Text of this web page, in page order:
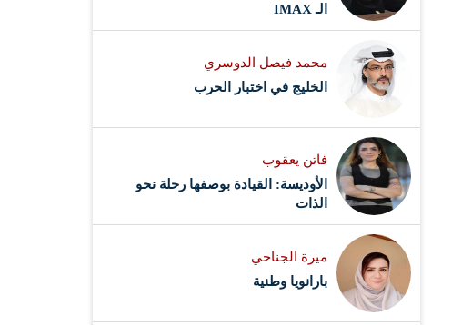
الـ IMAX
محمد فيصل الدوسري ​
‏الخليج في اختبار الحرب
فاتن يعقوب
الأوديسة: القيادة بوصفها رحلة نحو
الذات
ميرة الجناحي
بارانويا وطنية